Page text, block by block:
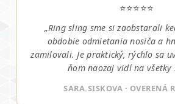
⭐⭐⭐⭐⭐
„Ring sling sme si zaobstarali
obdobie odmietania nosiča a
zamilovali. Je praktický, rýchlo sa
ňom naozaj vidí na všetky
SARA.SISKOVA · OVERENÁ